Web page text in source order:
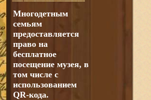
Многодетным
семьям
предоставляется
право на
бесплатное
посещение музея, в
том числе с
использованием
QR-кода.